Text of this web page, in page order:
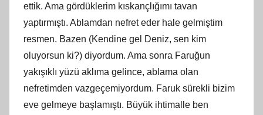
ettik. Ama gördüklerim kıskançlığımı tavan
yaptırmıştı. Ablamdan nefret eder hale gelmiştim
resmen. Bazen (Kendine gel Deniz, sen kim
oluyorsun ki?) diyordum. Ama sonra Faruğun
yakışıklı yüzü aklıma gelince, ablama olan
nefretimden vazgeçemiyordum. Faruk sürekli bizim
eve gelmeye başlamıştı. Büyük ihtimalle ben